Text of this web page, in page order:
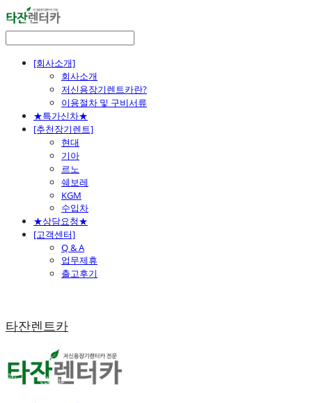
[회사소개]
회사소개
저신용장기렌트카란?
이용절차 및 구비서류
★특가신차★
[추천장기렌트]
현대
기아
르노
쉐보레
KGM
수입차
★상담요청★
[고객센터]
Q & A
업무제휴
출고후기
타잔렌트카